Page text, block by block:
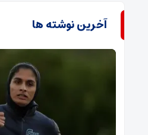
آخرین نوشته ها